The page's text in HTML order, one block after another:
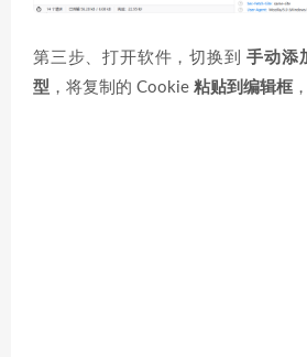
第三步、打开软件，切换到手动添
型 ，将复制的 Cookie 粘贴到编辑框